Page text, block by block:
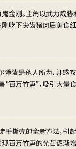
金刚。主角以武力威
吃下尖齿猪肉后美食
清是他人所为，并感
“百万竹笋”，吸引大
撕壳的全新方法，引
百万竹笋的光芒逐渐